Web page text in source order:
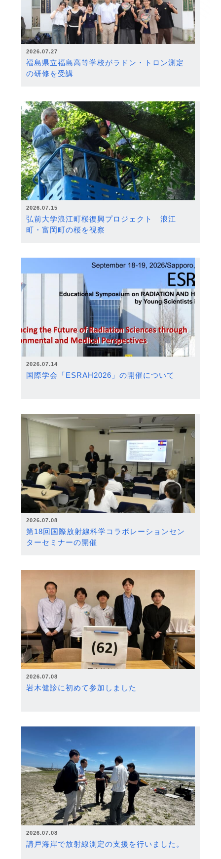
2026.07.27
福島県立福島高等学校がラドン・トロン測定
の研修を受講
2026.07.15
弘前大学浪江町桜復興プロジェクト 浪江
町・富岡町の桜を視察
2026.07.14
国際学会「ESRAH2026」の開催について
2026.07.08
第18回国際放射線科学コラボレーションセン
ターセミナーの開催
2026.07.08
岩木健診に初めて参加しました
2026.07.08
請戸海岸で放射線測定の支援を行いました。